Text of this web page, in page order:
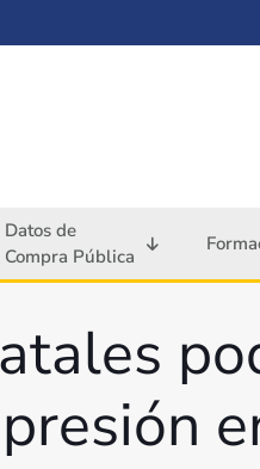
Datos de
Compra Pública